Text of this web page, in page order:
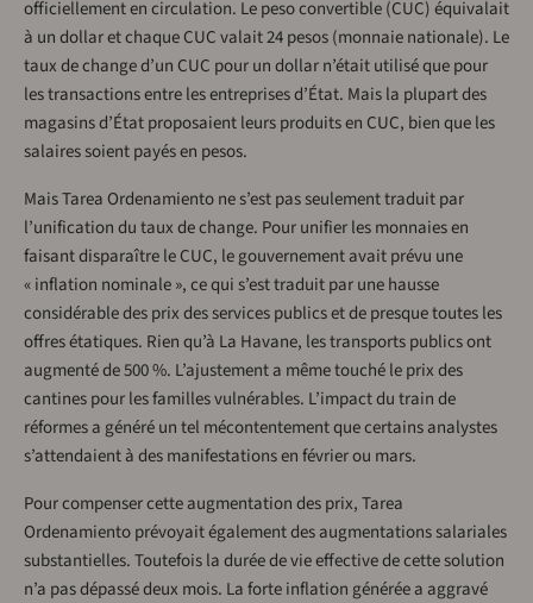
officiellement en circulation. Le peso convertible (CUC) équivalait
à un dollar et chaque CUC valait 24 pesos (monnaie nationale). Le
taux de change d’un CUC pour un dollar n’était utilisé que pour
les transactions entre les entreprises d’État. Mais la plupart des
magasins d’État proposaient leurs produits en CUC, bien que les
salaires soient payés en pesos.
Mais Tarea Ordenamiento ne s’est pas seulement traduit par
l’unification du taux de change. Pour unifier les monnaies en
faisant disparaître le CUC, le gouvernement avait prévu une
« inflation nominale », ce qui s’est traduit par une hausse
considérable des prix des services publics et de presque toutes les
offres étatiques. Rien qu’à La Havane, les transports publics ont
augmenté de 500 %. L’ajustement a même touché le prix des
cantines pour les familles vulnérables. L’impact du train de
réformes a généré un tel mécontentement que certains analystes
s’attendaient à des manifestations en février ou mars.
Pour compenser cette augmentation des prix, Tarea
Ordenamiento prévoyait également des augmentations salariales
substantielles. Toutefois la durée de vie effective de cette solution
n’a pas dépassé deux mois. La forte inflation générée a aggravé